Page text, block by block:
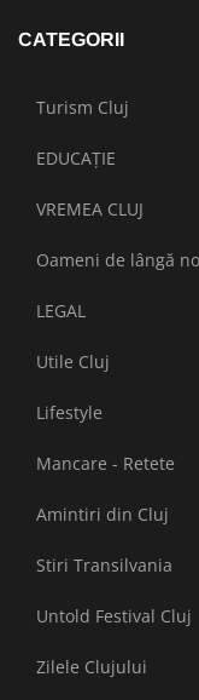
CATEGORII
Turism Cluj
EDUCAȚIE
VREMEA CLUJ
Oameni de lângă
LEGAL
Utile Cluj
Lifestyle
Mancare - Retete
Amintiri din Cluj
Stiri Transilvania
Untold Festival Cluj
Zilele Clujului